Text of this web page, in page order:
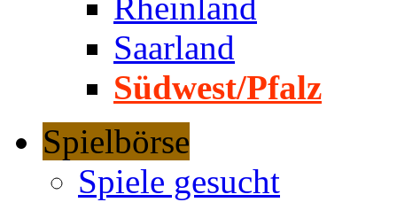
Rheinland
Saarland
Südwest/Pfalz
Spielbörse
Spiele gesucht